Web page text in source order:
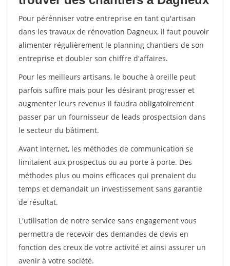
Pour pérénniser votre entreprise en tant qu'artisan
dans les travaux de rénovation Dagneux, il faut pouvoir
alimenter régulièrement le planning chantiers de son
entreprise et doubler son chiffre d'affaires.
Pour les meilleurs artisans, le bouche à oreille peut
parfois suffire mais pour les désirant progresser et
augmenter leurs revenus il faudra obligatoirement
passer par un fournisseur de leads prospectsion dans
le secteur du bâtiment.
Avant internet, les méthodes de communication se
limitaient aux prospectus ou au porte à porte. Des
méthodes plus ou moins efficaces qui prenaient du
temps et demandait un investissement sans garantie
de résultat.
L'utilisation de notre service sans engagement vous
permettra de recevoir des demandes de devis en
fonction des creux de votre activité et ainsi assurer un
avenir à votre société.